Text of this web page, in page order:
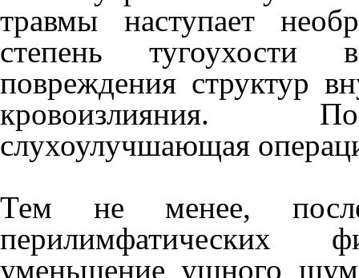
травмы наступает
степень тугоухости
повреждения структур
кровоизлияния.
слухоулучшающая
Тем не менее, после
перилимфатических
уменьшение ушного